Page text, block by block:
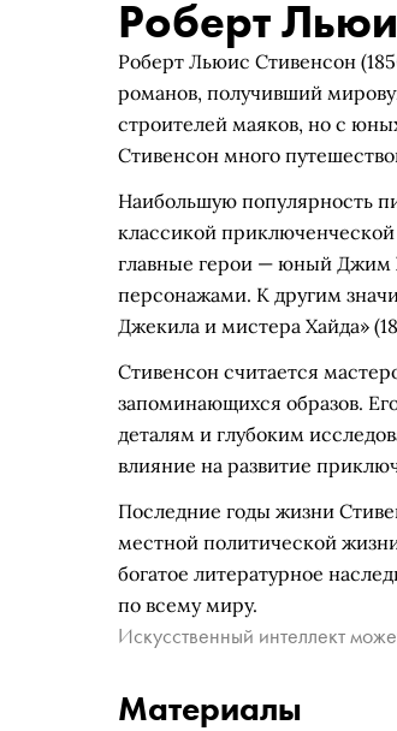
Роберт
Роберт Льюис Стивенсон
романов, получивший
строителей маяков, но с
Стивенсон много
Наибольшую популярность
классикой приключенческой
главные герои — юный Джим
персонажами. К другим
Джекила и мистера Хайда»
Стивенсон считается
запоминающихся образов.
деталям и глубоким
влияние на развитие
Последние годы жизни
местной политической
богатое литературное
по всему миру.
Искусственный интеллект
Материалы